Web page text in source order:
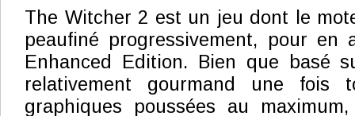
The Witcher 2 est un jeu dont le
peaufiné progressivement, pour en
Enhanced Edition. Bien que basé
relativement gourmand une fois
graphiques poussées au